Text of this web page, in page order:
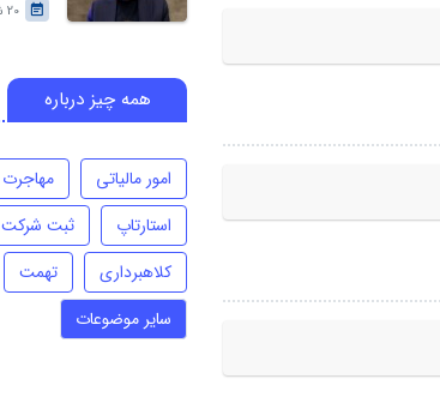
20 شهریور 1400
همه چیز درباره
امور مالیاتی مهاجرت
استارتاپ
ثبت شرکت
کلاهبرداری
تهمت
سایر موضوعات